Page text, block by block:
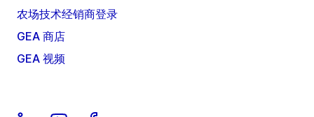
农场技术经销商登录
GEA 商店
GEA 视频